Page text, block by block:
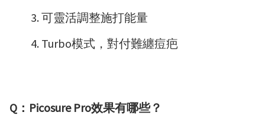
可靈活調整施打能量
Turbo模式，對付難纏痘疤
Q：Picosure Pro效果有哪些？